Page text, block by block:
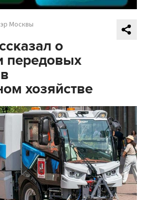
Москвы
о
передовых
хозяйстве